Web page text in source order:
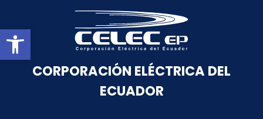
Abrir barra de herramientas
CORPORACIÓN ELÉCTRICA DEL
ECUADOR